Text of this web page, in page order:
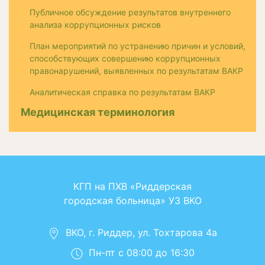
Публичное обсуждение результатов внутреннего
анализа коррупционных рисков
План мероприятий по устранению причин и условий,
способствующих совершению коррупционных
правонарушений, выявленных по результатам ВАКР
Аналитическая справка по результатам ВАКР
Медицинская терминология
КГП на ПХВ «Риддерская
городская больница» УЗ ВКО
ВКО, г. Риддер, ул. Тохтарова 4а
Пн-пт с 08:00 до 16:30